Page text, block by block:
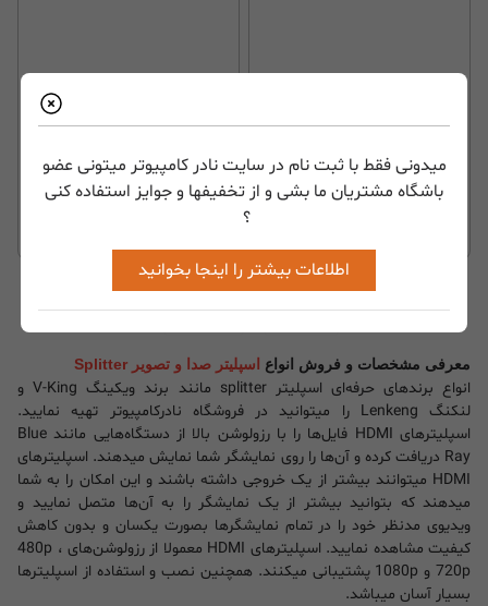
میدونی فقط با ثبت نام در سایت نادر کامپیوتر میتونی عضو
باشگاه مشتریان ما بشی و از تخفیفها و جوایز استفاده کنی
؟
اطلاعات بیشتر را اینجا بخوانید
نا موجود
اسپلیتر اکستندر 1 به 4
نا موجود
« قبلی بعدی »
معرفی مشخصات و فروش انواع اسپلیتر صدا و تصویر Splitter
انواع برندهای حرفه‌ای اسپلیتر splitter مانند برند ویکینگ V-King و
لنکنگ Lenkeng را میتوانید در فروشگاه نادرکامپیوتر تهیه نمایید.
اسپلیترهای HDMI فایل‌ها را با رزولوشن بالا از دستگاه‌هایی مانند Blue
Ray دریافت کرده و آن‌ها را روی نمایشگر شما نمایش میدهند. اسپلیترهای
HDMI میتوانند بیشتر از یک خروجی داشته باشند و این امکان را به شما
میدهند که بتوانید بیشتر از یک نمایشگر را به آن‌ها متصل نمایید و
ویدیوی مدنظر خود را در تمام نمایشگرها بصورت یکسان و بدون کاهش
کیفیت مشاهده نمایید. اسپلیترهای HDMI معمولا از رزولوشن‌های 480p ،
720p و 1080p پشتیبانی میکنند. همچنین نصب و استفاده از اسپلیترها
بسیار آسان میباشد.